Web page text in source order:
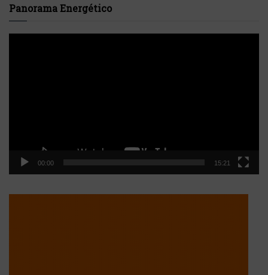
Panorama Energético
00:00 15:21